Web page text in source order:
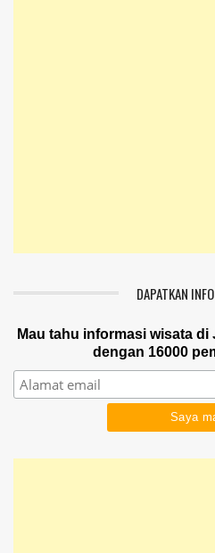
DAPATKAN
Mau tahu informasi wisata
dengan 16000